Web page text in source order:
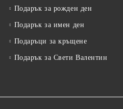
Подарък за рожден ден
Подарък за имен ден
Подаръци за кръщене
Подарък за Свети Валентин